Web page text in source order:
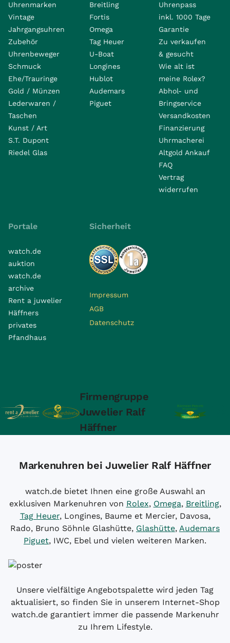
Uhrenmarken
Vintage
Jahrgangsuhren
Zubehör
Uhrenbeweger
Schmuck
Ehe/Trauringe
Gold / Münzen
Lederwaren /
Taschen
Kunst / Art
S.T. Dupont
Riedel Glas
Breitling
Fortis
Omega
Tag Heuer
U-Boat
Longines
Hublot
Audemars
Piguet
Uhrenpass
inkl. 1000 Tage
Garantie
Zu verkaufen
& gesucht
Wie alt ist
meine Rolex?
Abhol- und
Bringservice
Versandkosten
Finanzierung
Uhrmacherei
Altgold Ankauf
FAQ
Vertrag
widerrufen
Portale
watch.de
auktion
watch.de
archive
Rent a juwelier
Häffners
privates
Pfandhaus
Sicherheit
Impressum
AGB
Datenschutz
Firmengruppe
Juwelier Ralf
Häffner
Markenuhren bei Juwelier Ralf Häffner
watch.de bietet Ihnen eine große Auswahl an
exklusiven Markenuhren von Rolex, Omega, Breitling,
Tag Heuer, Longines, Baume et Mercier, Davosa,
Rado, Bruno Söhnle Glashütte, Glashütte, Audemars
Piguet, IWC, Ebel und vielen weiteren Marken.
Unsere vielfältige Angebotspalette wird jeden Tag
aktualisiert, so finden Sie in unserem Internet-Shop
watch.de garantiert immer die passende Markenuhr
zu Ihrem Lifestyle.